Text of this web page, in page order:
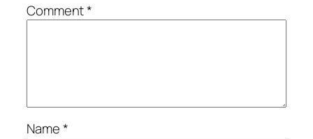
Comment*
Name*